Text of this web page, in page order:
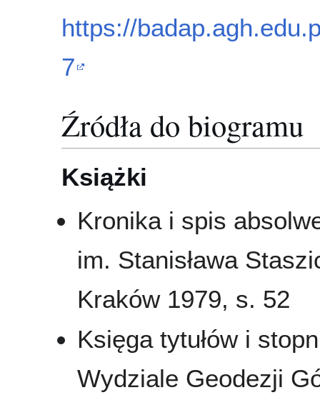
https://
7
Źródła do biogramu
Książki
Kronika i spis
im. Stanisława
Kraków 1979, s. 52
Księga tytułów i
Wydziale Geodezji